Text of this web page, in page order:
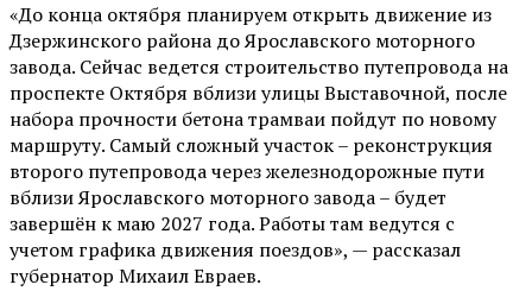
«До конца октября планируем открыть движение из
Дзержинского района до Ярославского моторного
завода. Сейчас ведется строительство путепровода на
проспекте Октября вблизи улицы Выставочной, после
набора прочности бетона трамваи пойдут по новому
маршруту. Самый сложный участок – реконструкция
второго путепровода через железнодорожные пути
вблизи Ярославского моторного завода – будет
завершён к маю 2027 года. Работы там ведутся с
учетом графика движения поездов», — рассказал
губернатор Михаил Евраев.